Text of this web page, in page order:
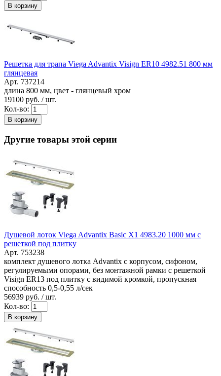
В корзину
Решетка для трапа Viega Advantix Visign ER10 4982.51 800 мм
глянцевая
Арт. 737214
длина 800 мм, цвет - глянцевый хром
19100 руб. / шт.
Кол-во:
В корзину
Другие товары этой серии
Душевой лоток Viega Advantix Basic X1 4983.20 1000 мм с
решеткой под плитку
Арт. 753238
комплект душевого лотка Advantix с корпусом, сифоном,
регулируемыми опорами, без монтажной рамки с решеткой
Visign ER13 под плитку с видимой кромкой, пропускная
способность 0,5-0,55 л/сек
56939 руб. / шт.
Кол-во:
В корзину